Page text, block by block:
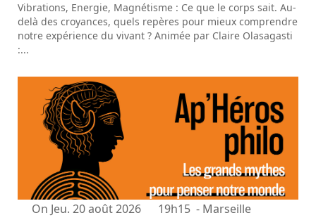
Vibrations, Energie, Magnétisme : Ce que le corps sait. Au-
delà des croyances, quels repères pour mieux comprendre
notre expérience du vivant ? Animée par Claire Olasagasti
:...
On Jeu. 20 août 2026 19h15 - Marseille